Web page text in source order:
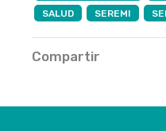
SALUD
SEREMI
Compartir